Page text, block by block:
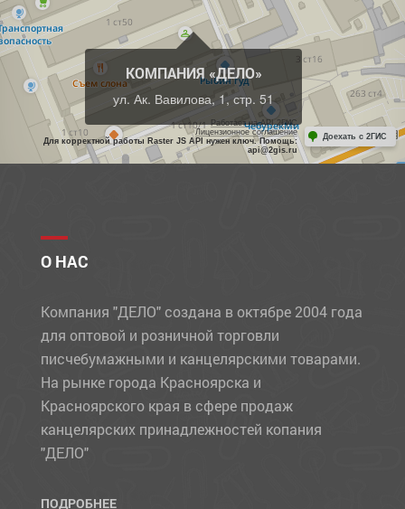
КОМПАНИЯ «ДЕЛО»
ул. Ак. Вавилова, 1, стр. 51
Работает на API 2ГИС
Лицензионное соглашение
Для корректной работы Raster JS API нужен ключ. Помощь:
api@2gis.ru
Доехать с 2ГИС
О НАС
Компания "ДЕЛО" создана в октябре 2004 года
для оптовой и розничной торговли
писчебумажными и канцелярскими товарами.
На рынке города Красноярска и
Красноярского края в сфере продаж
канцелярских принадлежностей копания
"ДЕЛО"
ПОДРОБНЕЕ